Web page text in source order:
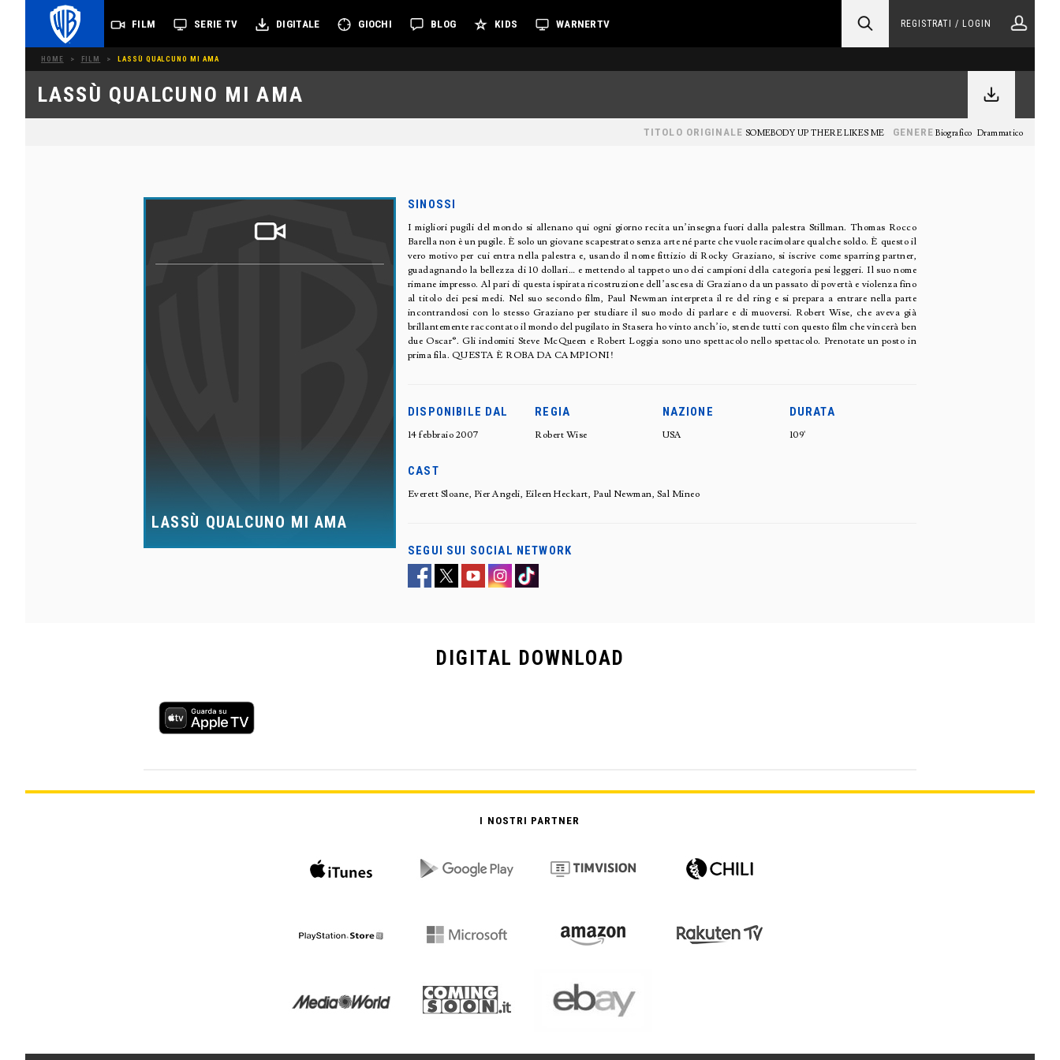
FILM SERIE TV DIGITALE GIOCHI BLOG KIDS WARNERTV REGISTRATI / LOGIN
HOME > FILM > LASSÙ QUALCUNO MI AMA
LASSÙ QUALCUNO MI AMA
GENERE Biografico Drammatico
TITOLO ORIGINALE SOMEBODY UP THERE LIKES ME
LASSÙ QUALCUNO MI AMA
SINOSSI
I migliori pugili del mondo si allenano qui ogni giorno recita un’insegna fuori dalla palestra Stillman. Thomas Rocco
Barella non è un pugile. È solo un giovane scapestrato senza arte né parte che vuole racimolare qualche soldo. È questo il
vero motivo per cui entra nella palestra e, usando il nome fittizio di Rocky Graziano, si iscrive come sparring partner,
guadagnando la bellezza di 10 dollari… e mettendo al tappeto uno dei campioni della categoria pesi leggeri. Il suo nome
rimane impresso. Al pari di questa ispirata ricostruzione dell’ascesa di Graziano da un passato di povertà e violenza fino
al titolo dei pesi medi. Nel suo secondo film, Paul Newman interpreta il re del ring e si prepara a entrare nella parte
incontrandosi con lo stesso Graziano per studiare il suo modo di parlare e di muoversi. Robert Wise, che aveva già
brillantemente raccontato il mondo del pugilato in Stasera ho vinto anch’io, stende tutti con questo film che vincerà ben
due Oscar®. Gli indomiti Steve McQueen e Robert Loggia sono uno spettacolo nello spettacolo. Prenotate un posto in
prima fila. QUESTA È ROBA DA CAMPIONI!
DISPONIBILE DAL
14 febbraio 2007
REGIA
Robert Wise
NAZIONE
USA
DURATA
109'
CAST
Everett Sloane, Pier Angeli, Eileen Heckart, Paul Newman, Sal Mineo
SEGUI SUI SOCIAL NETWORK
DIGITAL DOWNLOAD
I NOSTRI PARTNER